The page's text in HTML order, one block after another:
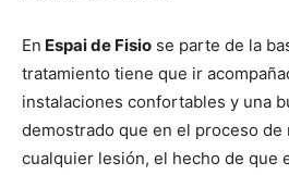
En Espai de Fisio se parte de la
tratamiento tiene que ir
instalaciones confortables y una
demostrado que en el proceso de
cualquier lesión, el hecho de que